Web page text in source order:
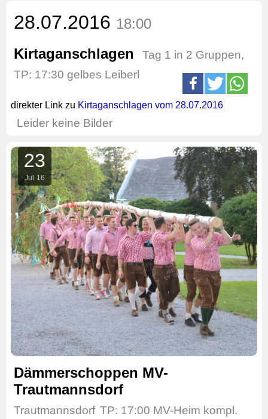
28.07.2016 18:00
Kirtaganschlagen
Tag 1 in 2 Gruppen,
TP: 17:30 gelbes Leiberl
direkter Link zu Kirtaganschlagen vom 28.07.2016
Leider keine Bilder
23
Jul 16
Dämmerschoppen MV-
Trautmannsdorf
Trautmannsdorf TP: 17:00 MV-Heim kompl.